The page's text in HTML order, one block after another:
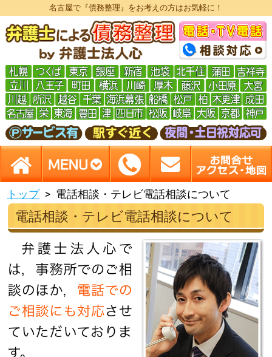
名古屋で『債務整理』をお考えの方はお気軽に！
トップ 電話相談・テレビ電話相談について
電話相談・テレビ電話相談について